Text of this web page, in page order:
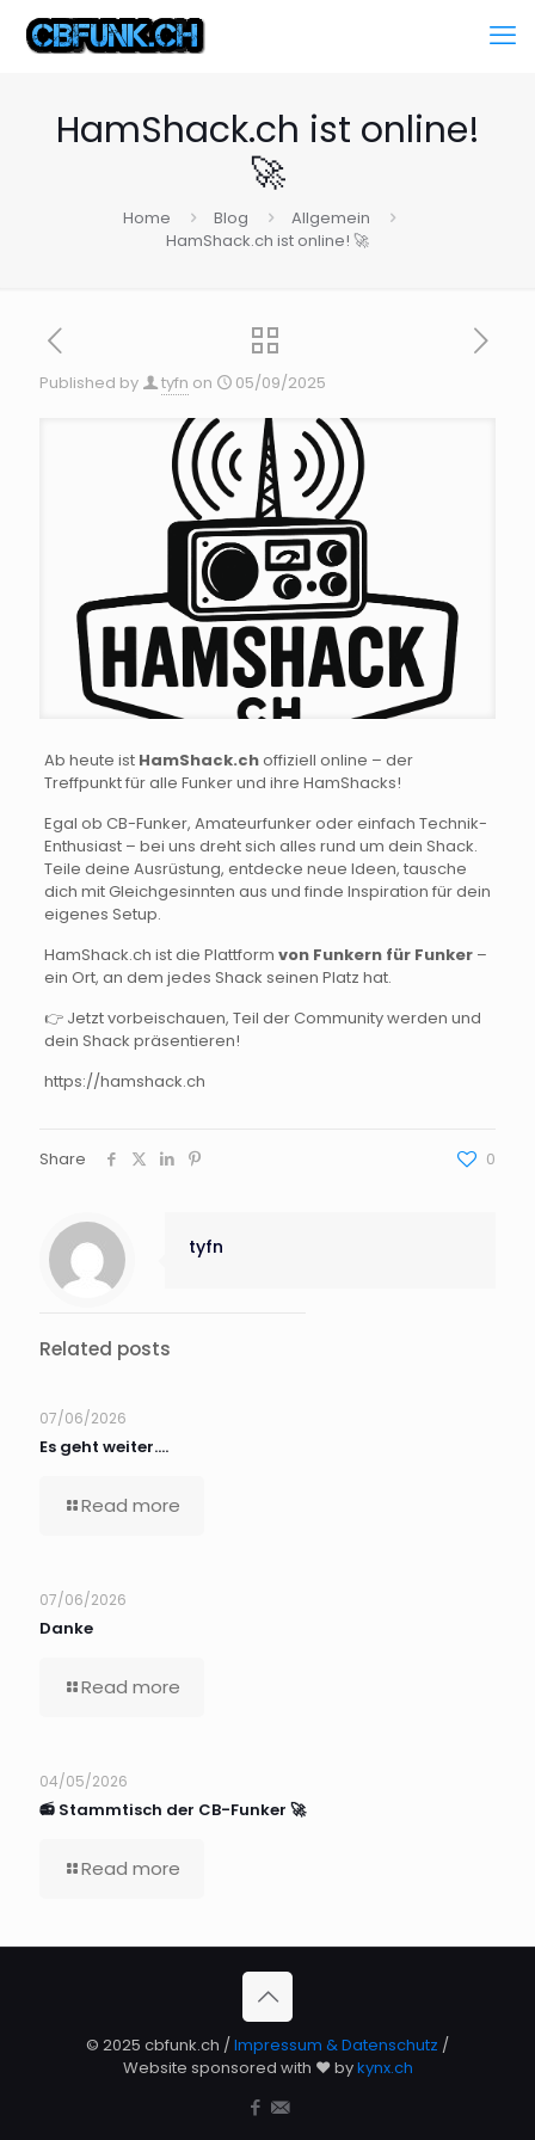
HamShack.ch ist online!
🚀
Home Blog
Allgemein
HamShack.ch ist online! 🚀
Published by tyfn on 05/09/2025
Ab heute ist HamShack.choffiziell online – der
Treffpunkt für alle Funker und ihre HamShacks!
Egal ob CB-Funker, Amateurfunker oder einfach Technik-
Enthusiast – bei uns dreht sich alles rund um dein Shack.
Teile deine Ausrüstung, entdecke neue Ideen, tausche
dich mit Gleichgesinnten aus und finde Inspiration für dein
eigenes Setup.
HamShack.ch ist die Plattform von Funkern für Funker–
ein Ort, an dem jedes Shack seinen Platz hat.
👉 Jetzt vorbeischauen, Teil der Community werden und
dein Shack präsentieren!
https://hamshack.ch
Share 0
tyfn
Related posts
07/06/2026
Es geht weiter….
Read more
07/06/2026
Danke
Read more
04/05/2026
📻 Stammtisch der CB-Funker 🚀
Read more
© 2025 cbfunk.ch /Impressum & Datenschutz /
Website sponsored with ❤️ bykynx.ch